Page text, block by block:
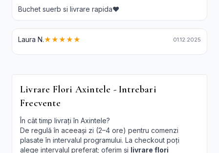
Buchet suerb si livrare rapida❤️
Laura N.★★★★★ 01.12.2025
Livrare Flori Axintele - Intrebari
Frecvente
În cât timp livrați în Axintele?
De regulă în aceeași zi (2–4 ore) pentru comenzi
plasate în intervalul programului. La checkout poți
alege intervalul preferat; oferim și livrare flori